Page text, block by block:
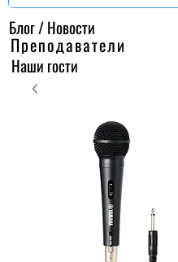
Блог / Новости
Преподаватели
Наши гости